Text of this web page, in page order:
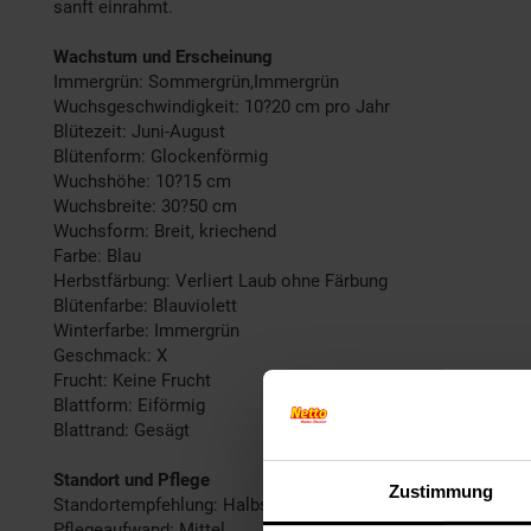
Zustimmung
sanft einrahmt.
Wachstum und Erscheinung
Immergrün: Sommergrün,Immergrün
Wuchsgeschwindigkeit: 10?20 cm pro Jahr
Blütezeit: Juni-August
Blütenform: Glockenförmig
Wuchshöhe: 10?15 cm
Wuchsbreite: 30?50 cm
Wuchsform: Breit, kriechend
Farbe: Blau
Herbstfärbung: Verliert Laub ohne Färbung
Blütenfarbe: Blauviolett
Winterfarbe: Immergrün
Geschmack: X
Frucht: Keine Frucht
Blattform: Eiförmig
Blattrand: Gesägt
Standort und Pflege
Standortempfehlung: Halbschattig, durchlässig